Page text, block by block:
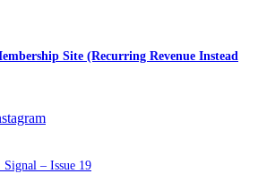
Site (Recurring Revenue Instead
Signal – Issue 19